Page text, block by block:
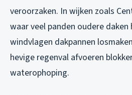
veroorzaken. In wijken zoals
waar veel panden oudere daken
windvlagen dakpannen
hevige regenval afvoeren
waterophoping.